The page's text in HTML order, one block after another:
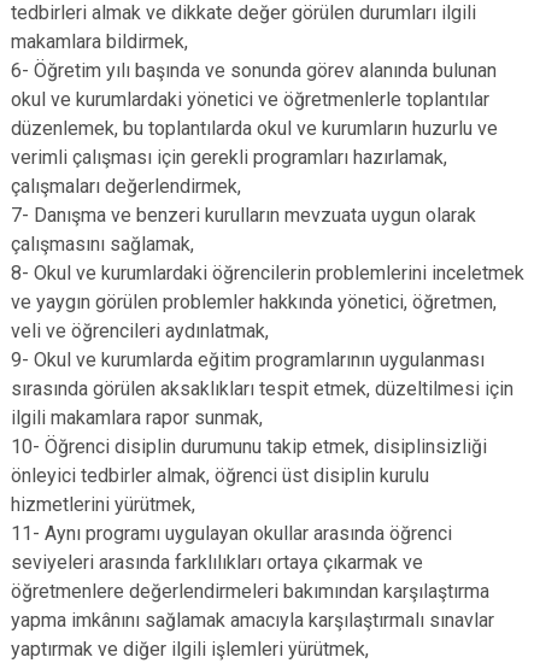
tedbirleri almak ve dikkate değer görülen durumları ilgili
makamlara bildirmek,
6- Öğretim yılı başında ve sonunda görev alanında bulunan
okul ve kurumlardaki yönetici ve öğretmenlerle toplantılar
düzenlemek, bu toplantılarda okul ve kurumların huzurlu ve
verimli çalışması için gerekli programları hazırlamak,
çalışmaları değerlendirmek,
7- Danışma ve benzeri kurulların mevzuata uygun olarak
çalışmasını sağlamak,
8- Okul ve kurumlardaki öğrencilerin problemlerini inceletmek
ve yaygın görülen problemler hakkında yönetici, öğretmen,
veli ve öğrencileri aydınlatmak,
9- Okul ve kurumlarda eğitim programlarının uygulanması
sırasında görülen aksaklıkları tespit etmek, düzeltilmesi için
ilgili makamlara rapor sunmak,
10- Öğrenci disiplin durumunu takip etmek, disiplinsizliği
önleyici tedbirler almak, öğrenci üst disiplin kurulu
hizmetlerini yürütmek,
11- Aynı programı uygulayan okullar arasında öğrenci
seviyeleri arasında farklılıkları ortaya çıkarmak ve
öğretmenlere değerlendirmeleri bakımından karşılaştırma
yapma imkânını sağlamak amacıyla karşılaştırmalı sınavlar
yaptırmak ve diğer ilgili işlemleri yürütmek,